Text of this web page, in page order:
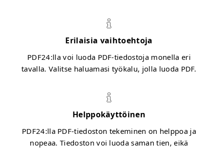
Erilaisia vaihtoehtoja
PDF24:lla voi luoda PDF-tiedostoja monella eri
tavalla. Valitse haluamasi työkalu, jolla luoda PDF.
Helppokäyttöinen
PDF24:lla PDF-tiedoston tekeminen on helppoa ja
nopeaa. Tiedoston voi luoda saman tien, eikä